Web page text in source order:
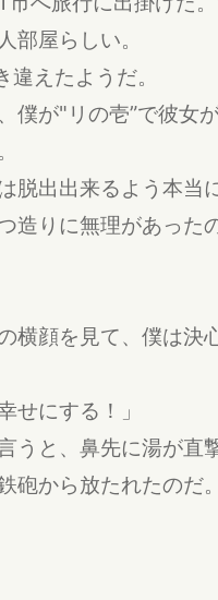
部屋らしい。
えたようだ。
僕が"リの壱”で彼女
脱出出来るよう本当
造りに無理があっ
横顔を見て、僕は決
せにする！」
うと、鼻先に湯が直
砲から放たれたのだ。